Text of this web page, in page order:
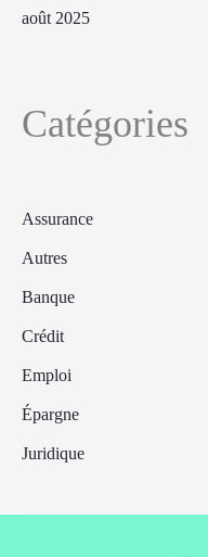
août 2025
Catégories
Assurance
Autres
Banque
Crédit
Emploi
Épargne
Juridique